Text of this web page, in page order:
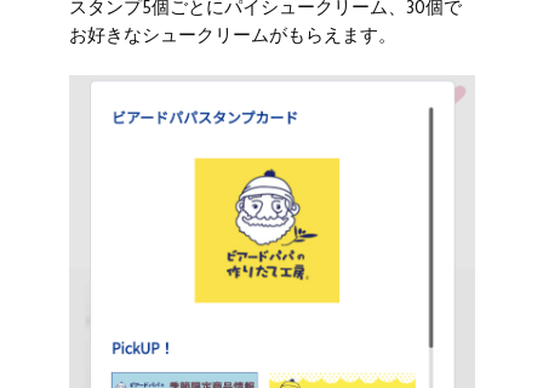
スタンプ5個ごとにパイシュークリーム、30個で
お好きなシュークリームがもらえます。